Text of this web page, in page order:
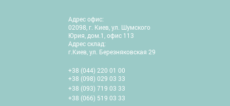
Адрес офис:
02098, г. Киев, ул. Шумского
Юрия, дом.1, офис 113
Адрес склад:
г.Киев, ул. Березняковская 29
+38 (044) 220 01 00
+38 (098) 029 03 33
+38 (093) 719 03 33
+38 (066) 519 03 33